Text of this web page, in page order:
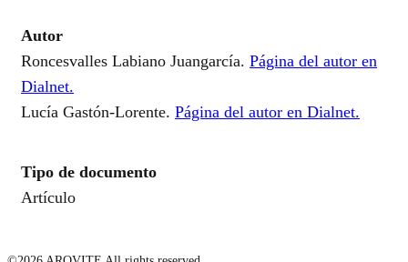
Autor
Roncesvalles Labiano Juangarcía. Página del autor en
Dialnet.
Lucía Gastón-Lorente. Página del autor en Dialnet.
Tipo de documento
Artículo